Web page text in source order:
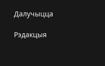
Далучыцца
Рэдакцыя